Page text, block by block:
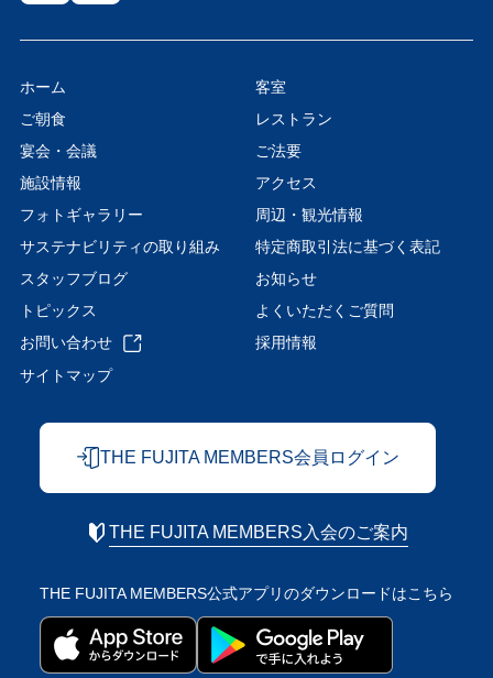
ホーム
客室
ご朝食
レストラン
宴会・会議
ご法要
施設情報
アクセス
フォトギャラリー
周辺・観光情報
サステナビリティの取り組み
特定商取引法に基づく表記
スタッフブログ
お知らせ
トピックス
よくいただくご質問
お問い合わせ
採用情報
サイトマップ
THE FUJITA MEMBERS会員ログイン
THE FUJITA MEMBERS入会のご案内
THE FUJITA MEMBERS公式アプリのダウンロードはこちら